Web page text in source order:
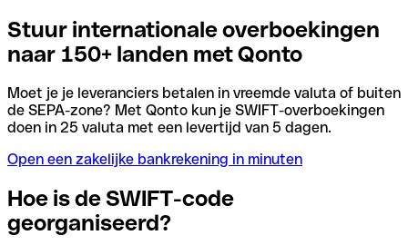
Stuur internationale overboekingen
naar 150+ landen met Qonto
Moet je je leveranciers betalen in vreemde valuta of buiten
de SEPA-zone? Met Qonto kun je SWIFT-overboekingen
doen in 25 valuta met een levertijd van 5 dagen.
Open een zakelijke bankrekening in minuten
Hoe is de SWIFT-code
georganiseerd?